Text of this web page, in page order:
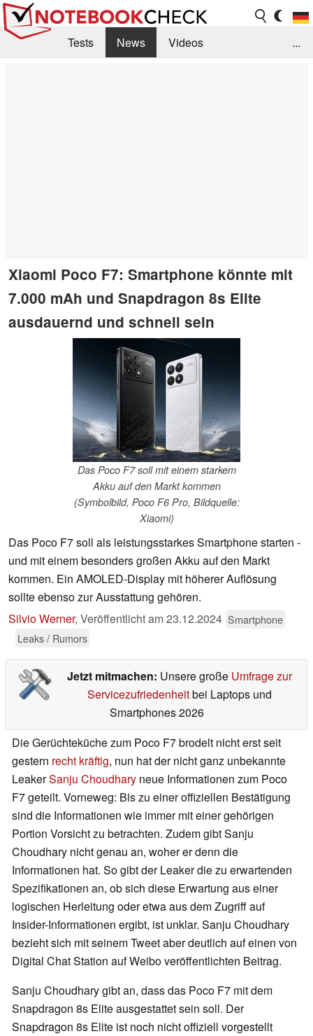
Tests News
Videos
...
Xiaomi Poco F7: Smartphone könnte mit
7.000 mAh und Snapdragon 8s Elite
ausdauernd und schnell sein
Das Poco F7 soll mit einem starkem
Akku auf den Markt kommen
(Symbolbild, Poco F6 Pro, Bildquelle:
Xiaomi)
Das Poco F7 soll als leistungsstarkes Smartphone starten -
und mit einem besonders großen Akku auf den Markt
kommen. Ein AMOLED-Display mit höherer Auflösung
sollte ebenso zur Ausstattung gehören.
Silvio Werner, Veröffentlicht am23.12.2024 Smartphone
Leaks / Rumors
Jetzt mitmachen: Unsere große Umfrage zur
Servicezufriedenheitbei Laptops und
Smartphones 2026
Die Gerüchteküche zum Poco F7 brodelt nicht erst seit
gestern recht kräftig, nun hat der nicht ganz unbekannte
LeakerSanju Choudhary neue Informationen zum Poco
F7 geteilt. Vorneweg: Bis zu einer offiziellen Bestätigung
sind die Informationen wie immer mit einer gehörigen
Portion Vorsicht zu betrachten. Zudem gibt Sanju
Choudhary nicht genau an, woher er denn die
Informationen hat. So gibt der Leaker die zu erwartenden
Spezifikationen an, ob sich diese Erwartung aus einer
logischen Herleitung oder etwa aus dem Zugriff auf
Insider-Informationen ergibt, ist unklar. Sanju Choudhary
bezieht sich mit seinem Tweet aber deutlich auf einen von
Digital Chat Station auf Weibo veröffentlichten Beitrag.
Sanju Choudhary gibt an, dass das Poco F7 mit dem
Snapdragon 8s Elite ausgestattet sein soll. Der
Snapdragon 8s Elite ist noch nicht offiziell vorgestellt